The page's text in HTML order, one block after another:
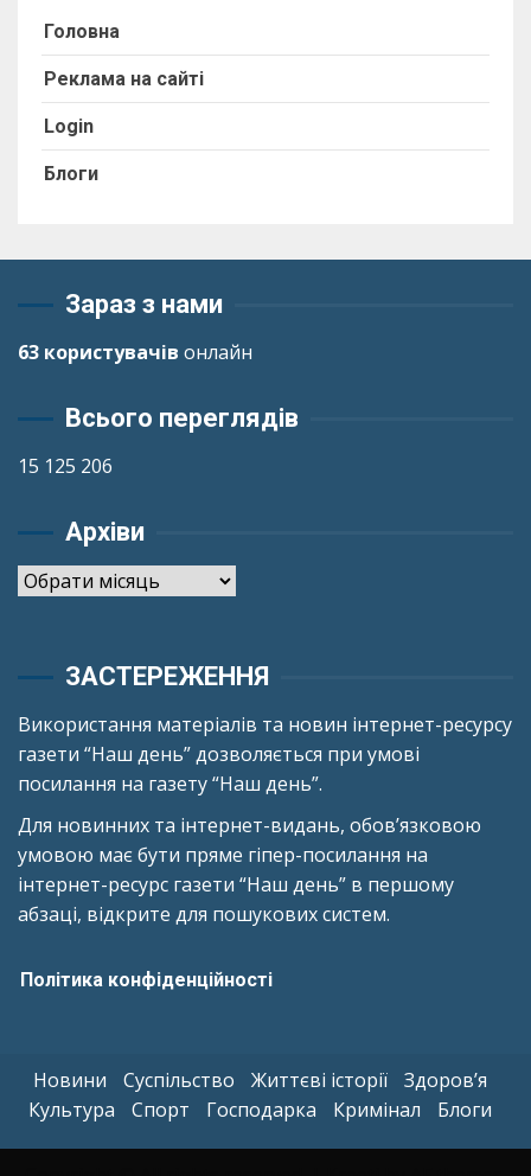
Головна
Реклама на сайті
Login
Блоги
Зараз з нами
63 користувачів онлайн
Всього переглядів
15 125 206
Архіви
Архіви
ЗАСТЕРЕЖЕННЯ
Використання матеріалів та новин інтернет-ресурсу
газети “Наш день” дозволяється при умові
посилання на газету “Наш день”.
Для новинних та інтернет-видань, обов’язковою
умовою має бути пряме гіпер-посилання на
інтернет-ресурс газети “Наш день” в першому
абзаці, відкрите для пошукових систем.
Політика конфіденційності
Новини Суспільство Життєві історії
Здоров’я
Культура
Спорт Господарка Кримінал Блоги